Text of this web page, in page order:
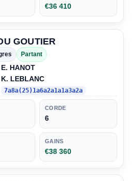
€36 410
GOUTIER
Partant
E. HANOT
K. LEBLANC
7a8a(25)1a6a2a1a1a3a2a
CORDE
6
GAINS
€38 360